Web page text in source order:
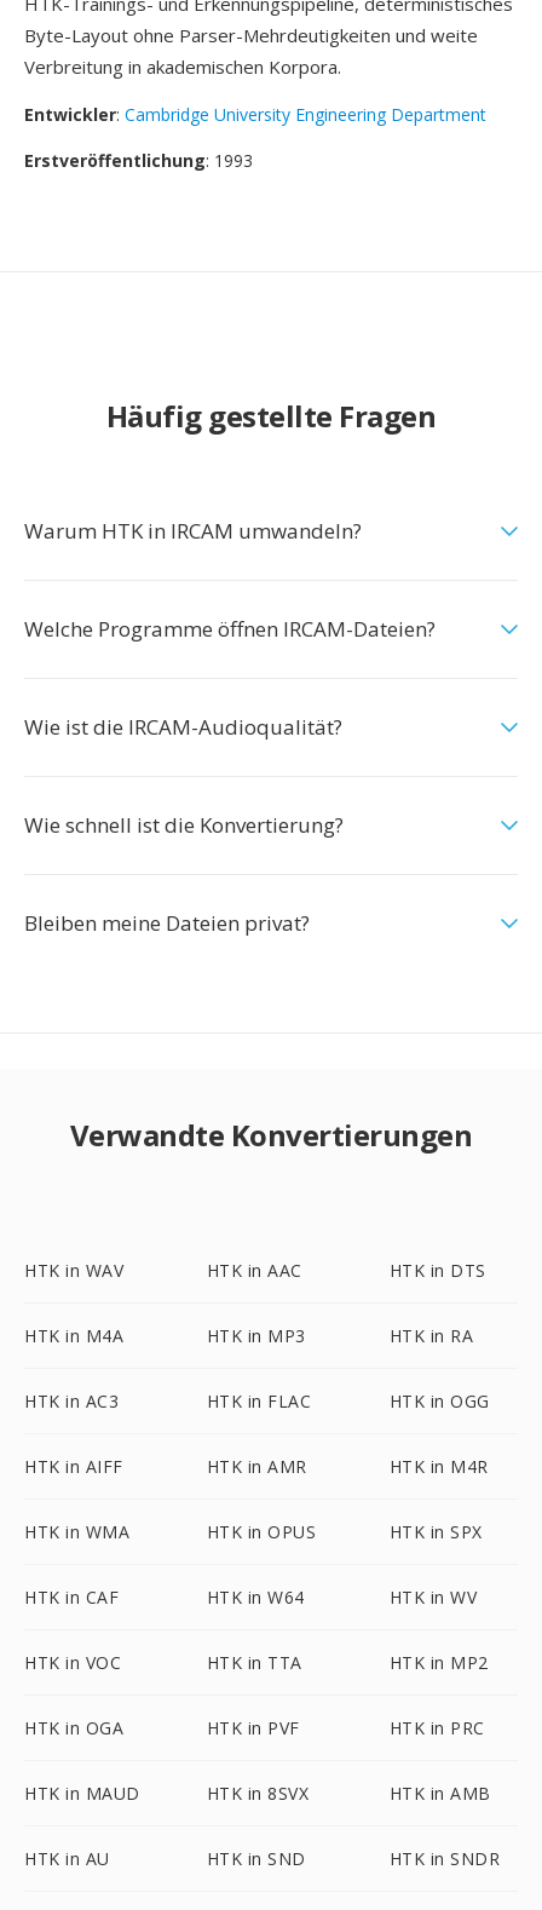
Byte-Layout ohne Parser-Mehrdeutigkeiten und weite
Verbreitung in akademischen Korpora.
Entwickler: Cambridge University Engineering Department
Erstveröffentlichung: 1993
Häufig gestellte Fragen
Warum HTK in IRCAM umwandeln?
Welche Programme öffnen IRCAM-Dateien?
Wie ist die IRCAM-Audioqualität?
Wie schnell ist die Konvertierung?
Bleiben meine Dateien privat?
Verwandte Konvertierungen
HTK in WAV HTK in AAC HTK in DTS
HTK in M4A HTK in MP3 HTK in RA
HTK in AC3 HTK in FLAC HTK in OGG
HTK in AIFF HTK in AMR HTK in M4R
HTK in WMA HTK in OPUS HTK in SPX
HTK in CAF HTK in W64 HTK in WV
HTK in VOC HTK in TTA HTK in MP2
HTK in OGA HTK in PVF HTK in PRC
HTK in MAUD HTK in 8SVX HTK in AMB
HTK in AU HTK in SND HTK in SNDR